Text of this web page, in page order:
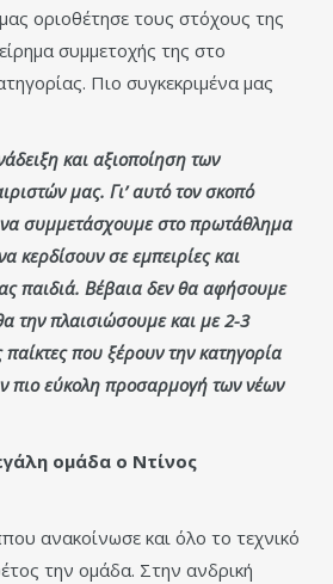
οριοθέτησε τους στόχους της
συμμετοχής της στο
Πιο συγκεκριμένα μας
και αξιοποίηση των
μας. Γι’ αυτό τον σκοπό
συμμετάσχουμε στο πρωτάθλημα
κερδίσουν σε εμπειρίες και
παιδιά. Βέβαια δεν θα αφήσουμε
την πλαισιώσουμε και με 2-3
παίκτες που ξέρουν την κατηγορία
πιο εύκολη προσαρμογή των νέων
ομάδα ο Ντίνος
ανακοίνωσε και όλο το τεχνικό
την ομάδα. Στην ανδρική